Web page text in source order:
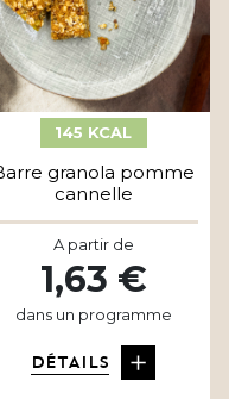
145 KCAL
granola pomme
cannelle
A partir de
1,63 €
dans un programme
DÉTAILS